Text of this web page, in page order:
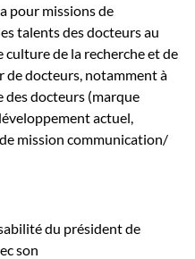
pour missions de
talents des docteurs au
culture de la recherche et de
de docteurs, notamment à
des docteurs (marque
actuel,
mission communication/
du président de
son